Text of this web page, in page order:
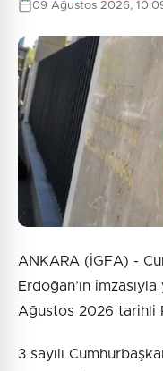
09 Ağustos 2026,
ANKARA (İGFA) -
Erdoğan’ın
Ağustos 2026 tarihli
3 sayılı